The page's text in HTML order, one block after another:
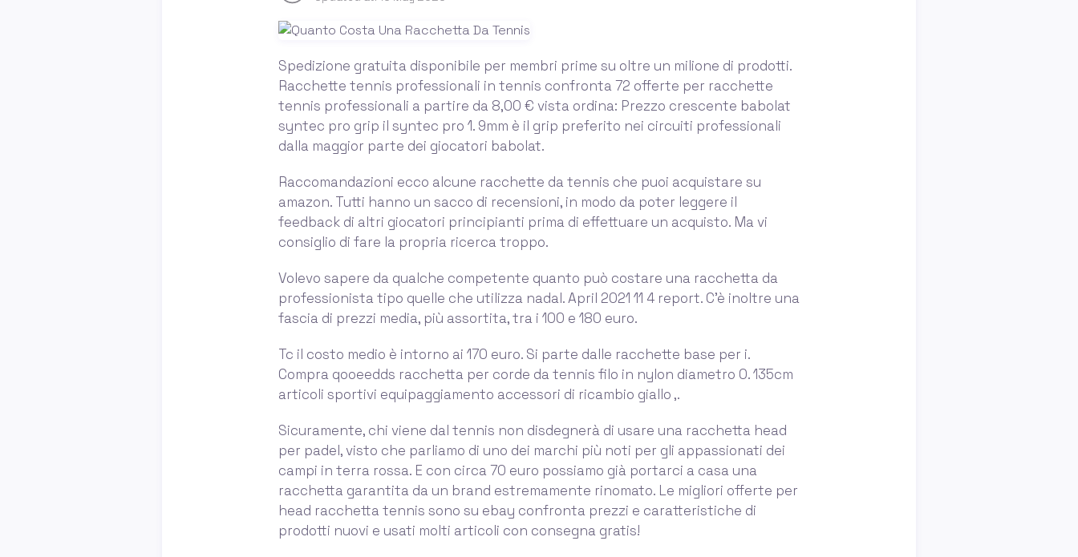
Spedizione gratuita disponibile per membri prime su oltre un milione di prodotti.
Racchette tennis professionali in tennis confronta 72 offerte per racchette
tennis professionali a partire da 8,00 € vista ordina: Prezzo crescente babolat
syntec pro grip il syntec pro 1. 9mm è il grip preferito nei circuiti professionali
dalla maggior parte dei giocatori babolat.
Raccomandazioni ecco alcune racchette da tennis che puoi acquistare su
amazon. Tutti hanno un sacco di recensioni, in modo da poter leggere il
feedback di altri giocatori principianti prima di effettuare un acquisto. Ma vi
consiglio di fare la propria ricerca troppo.
Volevo sapere da qualche competente quanto può costare una racchetta da
professionista tipo quelle che utilizza nadal. April 2021 11 4 report. C’è inoltre una
fascia di prezzi media, più assortita, tra i 100 e 180 euro.
Tc il costo medio è intorno ai 170 euro. Si parte dalle racchette base per i.
Compra qooeedds racchetta per corde da tennis filo in nylon diametro 0. 135cm
articoli sportivi equipaggiamento accessori di ricambio giallo ,.
Sicuramente, chi viene dal tennis non disdegnerà di usare una racchetta head
per padel, visto che parliamo di uno dei marchi più noti per gli appassionati dei
campi in terra rossa. E con circa 70 euro possiamo già portarci a casa una
racchetta garantita da un brand estremamente rinomato. Le migliori offerte per
head racchetta tennis sono su ebay confronta prezzi e caratteristiche di
prodotti nuovi e usati molti articoli con consegna gratis!